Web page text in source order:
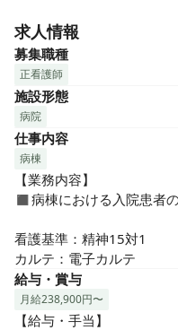
添い、さまざまな専門ス
する「良質の医療」と、
すらぎと癒しの環境」を提
  私たちと一緒に、「新しい病院の姿」を目指し挑戦してくだ
さる方をお待ちしておりま
◼︎◼︎アピールポイント
◇ 充実の福利厚生と綺麗
員住宅のご用意あり！遠方
◆おしゃれな社員食堂で、
なランチが食べられます♪
◆24時間365日対応の託児
預けて働いていただけます
求人情報
募集職種
正看護師
施設形態
病院
仕事内容
病棟
【業務内容】
◼︎病棟における入院患者
看護基準：精神15対1
カルテ：電子カルテ
給与・賞与
月給238,900円〜
【給与・手当】